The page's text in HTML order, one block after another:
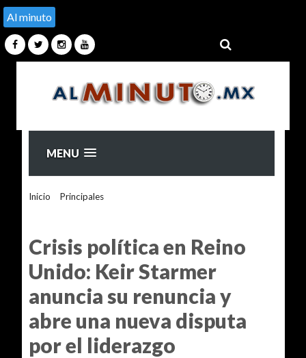
Al minuto
MENU
Inicio Principales>
Crisis política en Reino
Unido: Keir Starmer
anuncia su renuncia y
abre una nueva disputa
por el liderazgo